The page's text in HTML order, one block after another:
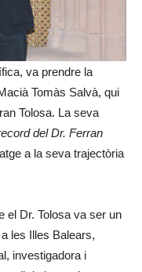
va prendre la
Tomàs Salvà, qui
Tolosa. La seva
del Dr. Ferran
a la seva trajectòria
el Dr. Tolosa va ser un
les Illes Balears,
investigadora i